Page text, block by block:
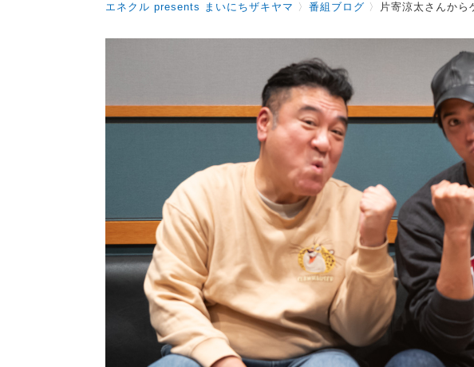
エネクル presents まいにちザキヤマ 〉 番組ブログ 〉 片寄涼太さんから